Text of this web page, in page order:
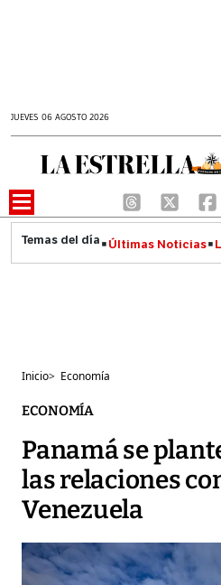
JUEVES 06 AGOSTO 2026
Últimas Noticias
Inicio> Economía
ECONOMÍA
Panamá se
las relaciones
Venezuela